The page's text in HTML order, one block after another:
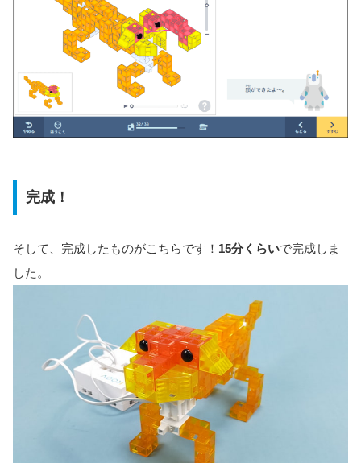
完成！
そして、完成したものがこちらです！ 15分くらいで完成しま
した。